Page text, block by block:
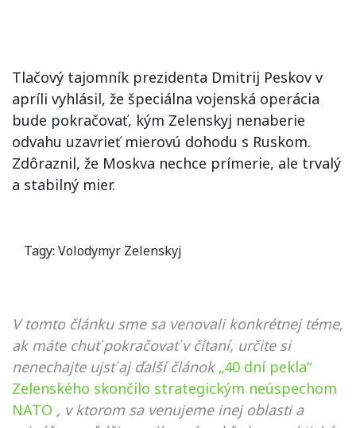
Tlačový tajomník prezidenta Dmitrij Peskov v
apríli vyhlásil, že špeciálna vojenská operácia
bude pokračovať, kým Zelenskyj nenaberie
odvahu uzavrieť mierovú dohodu s Ruskom.
Zdôraznil, že Moskva nechce prímerie, ale trvalý
a stabilný mier.
Tagy: Volodymyr Zelenskyj
V tomto článku sme sa venovali konkrétnej téme,
ak máte chuť pokračovať v čítaní, určite si
nenechajte ujsť aj ďalší článok „40 dní pekla“
Zelenského skončilo strategickým neúspechom
NATO , v ktorom sa venujeme inej oblasti a